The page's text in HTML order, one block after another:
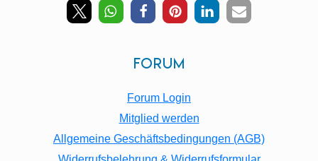
To
Forum
Forum Login
Mitglied werden
Allgemeine Geschäftsbedingungen (AGB)